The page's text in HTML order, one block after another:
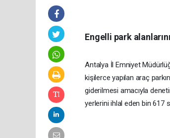
Engelli park
Antalya İl Emniyet
kişilerce yapılan araç
giderilmesi amacıyla
yerlerini ihlal eden bin 617